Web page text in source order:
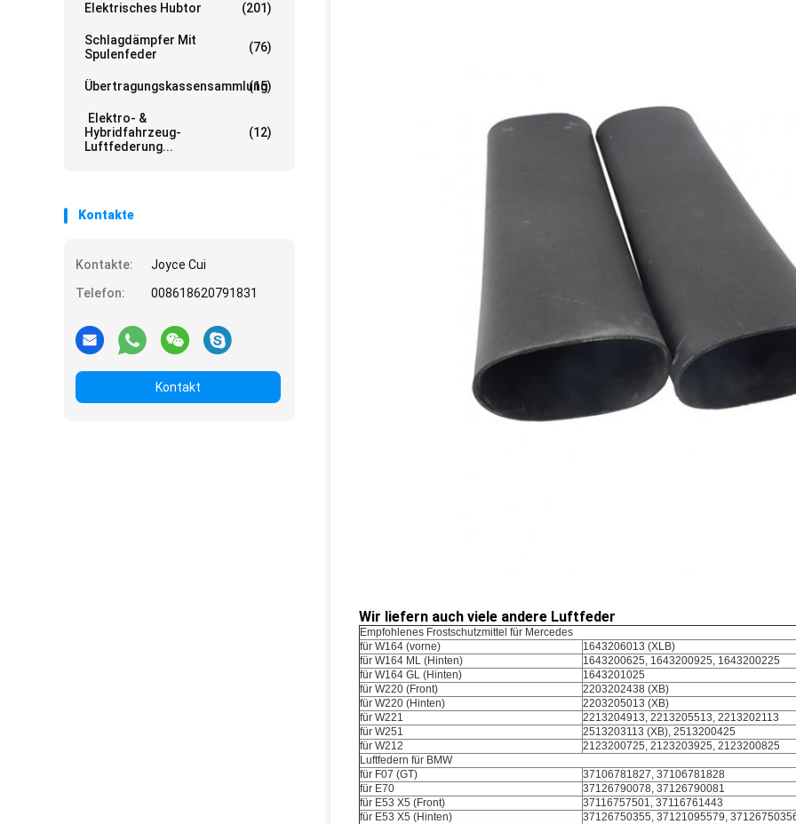
Elektrisches Hubtor (201)
Schlagdämpfer Mit
Spulenfeder
(76)
Übertragungskassensammlung
(15)
Elektro- &
Hybridfahrzeug-
Luftfederung...
(12)
Kontakte
Kontakte:
Joyce Cui
Telefon:
008618620791831
Kontakt
Wir liefern auch viele andere Luftfeder
Empfohlenes Frostschutzmittel für Mercedes
für W164 (vorne)
1643206013 (XLB)
für W164 ML (Hinten)
1643200625, 1643200925, 1643200225
für W164 GL (Hinten)
1643201025
für W220 (Front)
2203202438 (XB)
für W220 (Hinten)
2203205013 (XB)
für W221
2213204913, 2213205513, 2213202113
für W251
2513203113 (XB), 2513200425
für W212
2123200725, 2123203925, 2123200825
Luftfedern für BMW
für F07 (GT)
37106781827, 37106781828
für E70
37126790078, 37126790081
für E53 X5 (Front)
37116757501, 37116761443
für E53 X5 (Hinten)
37126750355, 37121095579,